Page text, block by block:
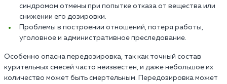
синдромом отмены при попытке отказа от вещества или
снижении его дозировки.
Проблемы в построении отношений, потеря работы,
уголовное и административное преследование.
Особенно опасна передозировка, так как точный состав
курительных смесей часто неизвестен, и даже небольшое их
количество может быть смертельным. Передозировка может